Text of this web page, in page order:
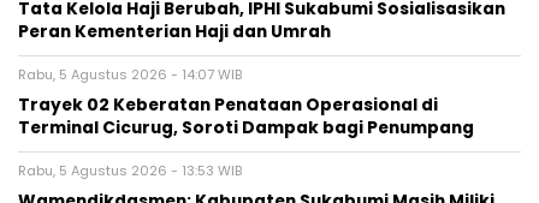
Tata Kelola Haji Berubah, IPHI Sukabumi Sosialisasikan
Peran Kementerian Haji dan Umrah
Rabu, 5 Agustus 2026 - 14:07 WIB
‎Trayek 02 Keberatan Penataan Operasional di
Terminal Cicurug, Soroti Dampak bagi Penumpang
Rabu, 5 Agustus 2026 - 13:53 WIB